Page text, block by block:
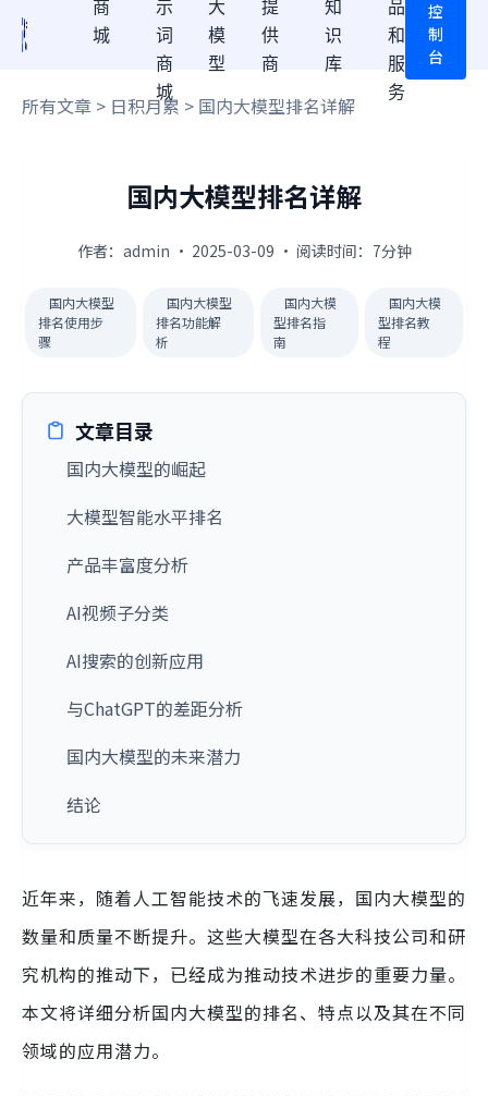
商
城
示
词
商
城
大
模
型
提
供
商
知
识
库
品
和
服
务
控
制
台
所有文章 > 日积月累 > 国内大模型排名详解
国内大模型排名详解
作者：admin · 2025-03-09 · 阅读时间：7分钟
国内大模型
排名使用步
骤
国内大模型
排名功能解
析
国内大模
型排名指
南
国内大模
型排名教
程
文章目录
国内大模型的崛起
大模型智能水平排名
产品丰富度分析
AI视频子分类
AI搜索的创新应用
与ChatGPT的差距分析
国内大模型的未来潜力
结论
近年来，随着人工智能技术的飞速发展，国内大模型的
数量和质量不断提升。这些大模型在各大科技公司和研
究机构的推动下，已经成为推动技术进步的重要力量。
本文将详细分析国内大模型的排名、特点以及其在不同
领域的应用潜力。